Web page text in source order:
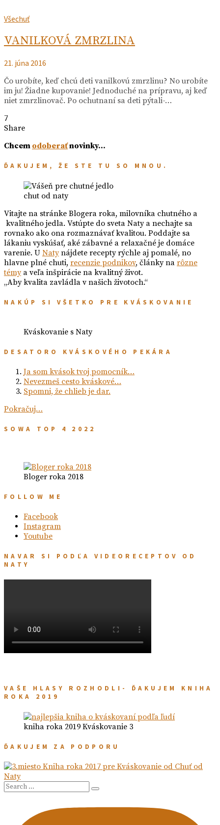
Všechuť
VANILKOVÁ ZMRZLINA
21. júna 2016
Čo urobíte, keď chcú deti vanilkovú zmrzlinu? No urobíte
im ju! Žiadne kupovanie! Jednoduché na prípravu, aj keď
niet zmrzlinovač. Po ochutnaní sa deti pýtali-…
7
Share
Chcem odoberaťnovinky…
ĎAKUJEM, ŽE STE TU SO MNOU.
chut od naty
Vitajte na stránke Blogera roka, milovníka chutného a
kvalitného jedla. Vstúpte do sveta Naty a nechajte sa
rovnako ako ona rozmaznávať kvalitou. Poddajte sa
lákaniu vyskúšať, aké zábavné a relaxačné je domáce
varenie. U Natynájdete recepty rýchle aj pomalé, no
hlavne plné chuti, recenzie podnikov, články na rôzne
témya veľa inšpirácie na kvalitný život.
„Aby kvalita zavládla v našich životoch.“
NAKÚP SI VŠETKO PRE KVÁSKOVANIE
Kváskovanie s Naty
DESATORO KVÁSKOVÉHO PEKÁRA
Ja som kvások tvoj pomocník…
Nevezmeš cesto kváskové…
Spomni, že chlieb je dar.
Pokračuj…
SOWA TOP 4 2022
Bloger roka 2018
FOLLOW ME
Facebook
Instagram
Youtube
NAVAR SI PODĽA VIDEORECEPTOV OD
NATY
VAŠE HLASY ROZHODLI- ĎAKUJEM KNIHA
ROKA 2019
kniha roka 2019 Kváskovanie 3
ĎAKUJEM ZA PODPORU
Search
for:
Search